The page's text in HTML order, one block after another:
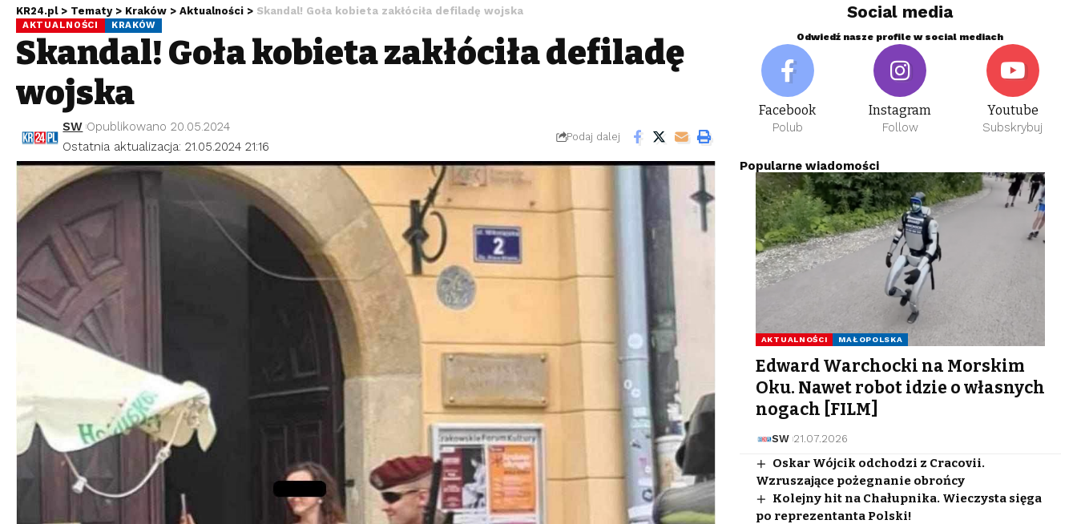
KR24.pl> Tematy> Kraków > Aktualności > Skandal! Goła kobieta zakłóciła defiladę wojska
AKTUALNOŚCI KRAKÓW
Skandal! Goła kobieta zakłóciła defiladę
wojska
Ostatnia aktualizacja: 21.05.2024 21:16
SW Opublikowano 20.05.2024
Podaj dalej
Social media
Odwiedź nasze profile w social mediach
Facebook
Polub
Instagram
Follow
Youtube
Subskrybuj
Popularne wiadomości
AKTUALNOŚCI MAŁOPOLSKA
Edward Warchocki na Morskim
Oku. Nawet robot idzie o własnych
nogach [FILM]
SW 21.07.2026
Oskar Wójcik odchodzi z Cracovii.
Wzruszające pożegnanie obrońcy
Kolejny hit na Chałupnika. Wieczysta sięga
po reprezentanta Polski!